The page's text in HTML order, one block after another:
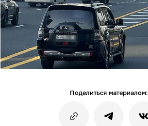
Поделиться материалом: